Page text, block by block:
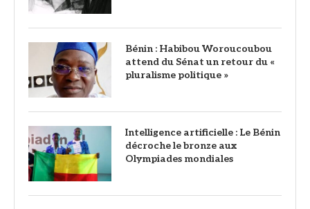
Bénin : Habibou Woroucoubou
attend du Sénat un retour du «
pluralisme politique »
Intelligence artificielle : Le Bénin
décroche le bronze aux
Olympiades mondiales